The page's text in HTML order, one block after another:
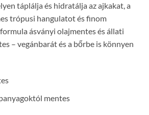
táplálja és hidratálja az ajkakat, a
trópusi hangulatot és finom
ásványi olajmentes és állati
– vegánbarát és a bőrbe is könnyen
mentes